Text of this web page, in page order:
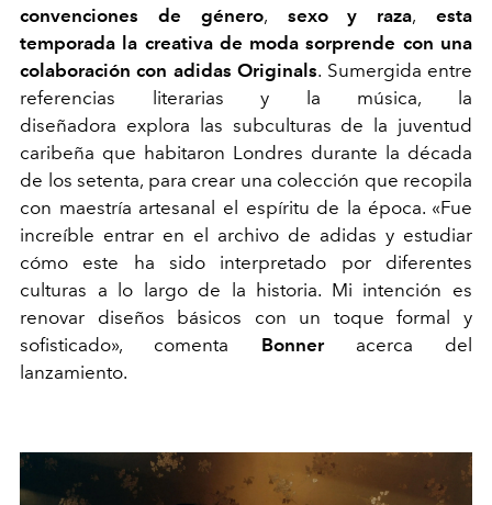
convenciones de género, sexo y raza, esta
temporada la creativa de moda sorprende con una
colaboración con adidas Originals. Sumergida entre
referencias literarias y la música, la
diseñadora explora las subculturas de la juventud
caribeña que habitaron Londres durante la década
de los setenta, para crear una colección que recopila
con maestría artesanal el espíritu de la época. «Fue
increíble entrar en el archivo de adidas y estudiar
cómo este ha sido interpretado por diferentes
culturas a lo largo de la historia. Mi intención es
renovar diseños básicos con un toque formal y
sofisticado», comenta Bonneracerca del
lanzamiento.